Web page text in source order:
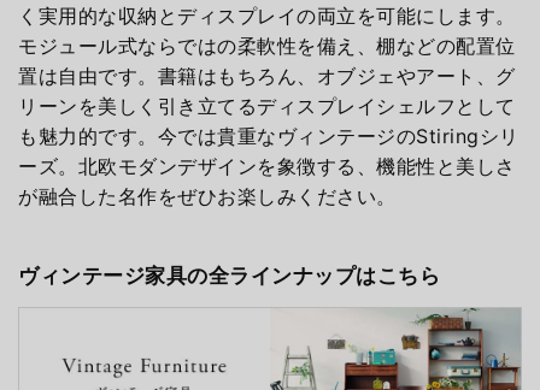
く実用的な収納とディスプレイの両立を可能にします。
モジュール式ならではの柔軟性を備え、棚などの配置位
置は自由です。書籍はもちろん、オブジェやアート、グ
リーンを美しく引き立てるディスプレイシェルフとして
も魅力的です。今では貴重なヴィンテージのStiringシリ
ーズ。北欧モダンデザインを象徴する、機能性と美しさ
が融合した名作をぜひお楽しみください。
ヴィンテージ家具の全ラインナップはこちら